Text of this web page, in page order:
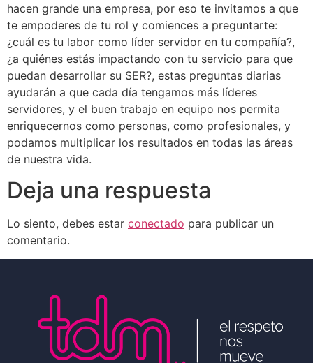
hacen grande una empresa, por eso te invitamos a que
te empoderes de tu rol y comiences a preguntarte:
¿cuál es tu labor como líder servidor en tu compañía?,
¿a quiénes estás impactando con tu servicio para que
puedan desarrollar su SER?, estas preguntas diarias
ayudarán a que cada día tengamos más líderes
servidores, y el buen trabajo en equipo nos permita
enriquecernos como personas, como profesionales, y
podamos multiplicar los resultados en todas las áreas
de nuestra vida.
Deja una respuesta
Lo siento, debes estar conectado para publicar un
comentario.